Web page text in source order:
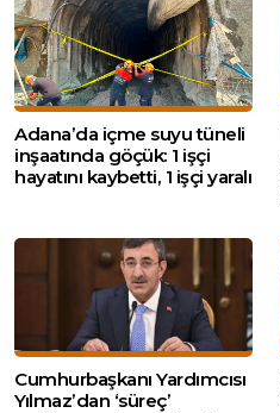
Adana’da içme suyu tüneli
inşaatında göçük: 1 işçi
hayatını kaybetti, 1 işçi yaralı
Cumhurbaşkanı Yardımcısı
Yılmaz’dan ‘süreç’